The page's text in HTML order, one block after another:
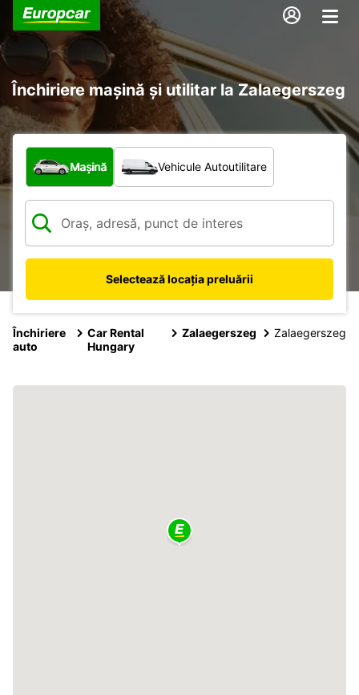
Închiriere mașină și utilitar la Zalaegerszeg
Ce tip de vehicul?
Mașină Vehicule Autoutilitare
Selectează locația preluării
Închiriere
auto
Car Rental
Hungary
Zalaegerszeg Zalaegerszeg